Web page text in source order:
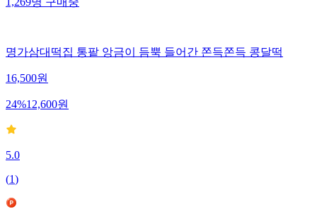
1,269명구매중
명가삼대떡집 통팥 앙금이 듬뿍 들어간 쫀득쫀득 콩달떡
16,500원
24%12,600원
5.0
(1)